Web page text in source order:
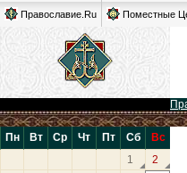
Православие.Ru Поместные
Пн Вт Ср Чт Пт Сб
Вс
1
2